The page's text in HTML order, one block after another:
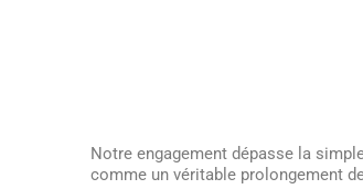
Notre engagement dépasse la
comme un véritable prolongement